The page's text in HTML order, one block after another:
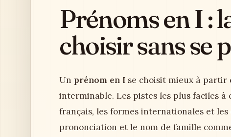
Prénoms en I :
choisir sans se
Un prénom en I se choisit mieux à partir
interminable. Les pistes les plus faciles
français, les formes internationales et
prononciation et le nom de famille